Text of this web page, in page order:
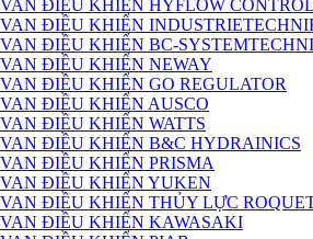
VAN ĐIỀU KHIỂN HYFLOW
VAN ĐIỀU KHIỂN
VAN ĐIỀU KHIỂN BC-
VAN ĐIỀU KHIỂN NEWAY
VAN ĐIỀU KHIỂN GO REGULATOR
VAN ĐIỀU KHIỂN AUSCO
VAN ĐIỀU KHIỂN WATTS
VAN ĐIỀU KHIỂN B&C HYDRAINICS
VAN ĐIỀU KHIỂN PRISMA
VAN ĐIỀU KHIỂN YUKEN
VAN ĐIỀU KHIỂN THỦY LỰC
VAN ĐIỀU KHIỂN KAWASAKI